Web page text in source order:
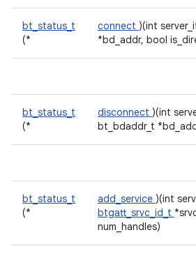
bt_status_t
(*
connect )(int
*bd_addr, bool
bt_status_t
(*
disconnect )(int
bt_bdaddr_t
bt_status_t
(*
add_service )(int
btgatt_srvc_id_t
num_handles)